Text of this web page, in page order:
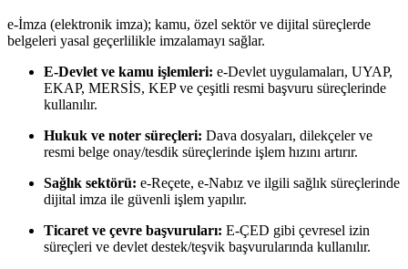
e-İmza (elektronik imza); kamu, özel sektör ve dijital süreçlerde
belgeleri yasal geçerlilikle imzalamayı sağlar.
E-Devlet ve kamu işlemleri: e-Devlet uygulamaları, UYAP,
EKAP, MERSİS, KEP ve çeşitli resmi başvuru süreçlerinde
kullanılır.
Hukuk ve noter süreçleri: Dava dosyaları, dilekçeler ve
resmi belge onay/tesdik süreçlerinde işlem hızını artırır.
Sağlık sektörü: e-Reçete, e-Nabız ve ilgili sağlık süreçlerinde
dijital imza ile güvenli işlem yapılır.
Ticaret ve çevre başvuruları: E-ÇED gibi çevresel izin
süreçleri ve devlet destek/teşvik başvurularında kullanılır.